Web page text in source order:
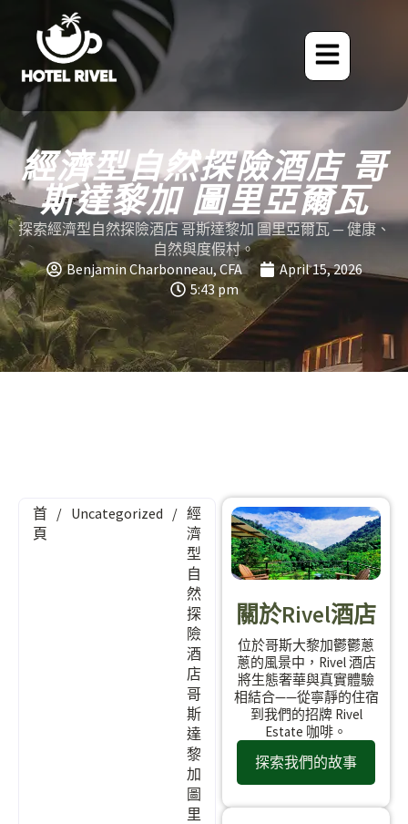
經濟型自然探險酒店 哥
斯達黎加 圖里亞爾瓦
探索經濟型自然探險酒店 哥斯達黎加 圖里亞爾瓦 — 健康、
自然與度假村。
Benjamin Charbonneau, CFA
April 15, 2026
5:43 pm
首
頁
/ Uncategorized / 經
濟
型
自
然
探
險
酒
店
哥
斯
達
黎
加
圖
里
關於Rivel酒店
位於哥斯大黎加鬱鬱蔥
蔥的風景中，Rivel 酒店
將生態奢華與真實體驗
相結合——從寧靜的住宿
到我們的招牌 Rivel
Estate 咖啡。
探索我們的故事